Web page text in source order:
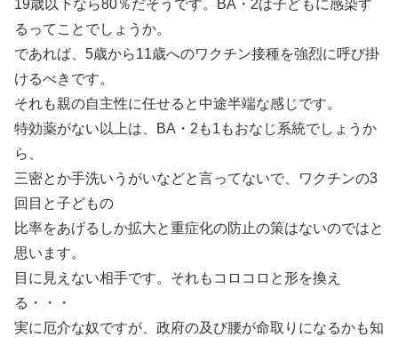
19歳以下なら80％だそうです。BA・2は子どもに感染す
るってことでしょうか。
であれば、5歳から11歳へのワクチン接種を強烈に呼び掛
けるべきです。
それも親の自主性に任せると中途半端な感じです。
特効薬がない以上は、BA・2も1もおなじ系統でしょうか
ら、
三密とか手洗いうがいなどと言ってないで、ワクチンの3
回目と子どもの
比率をあげるしか拡大と重症化の防止の策はないのではと
思います。
目に見えない相手です。それもコロコロと形を換え
る・・・
実に厄介な奴ですが、政府の及び腰が命取りになるかも知